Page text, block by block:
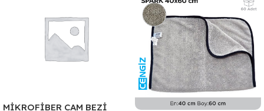
MİKROFİBER CAM BEZİ